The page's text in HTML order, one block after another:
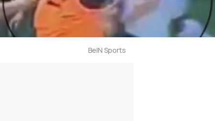
BeIN Sports